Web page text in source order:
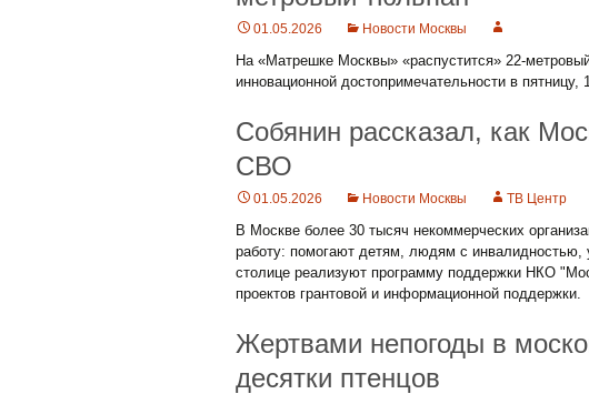
01.05.2026 Новости Москвы
На «Матрешке Москвы» «распустится» 22-
инновационной достопримечательности в
Собянин рассказал, как
СВО
01.05.2026 Новости Москвы ТВ Центр
В Москве более 30 тысяч некоммерческих
работу: помогают детям, людям с
столице реализуют программу поддержки НКО
проектов грантовой и информационной поддержки.
Жертвами непогоды в
десятки птенцов